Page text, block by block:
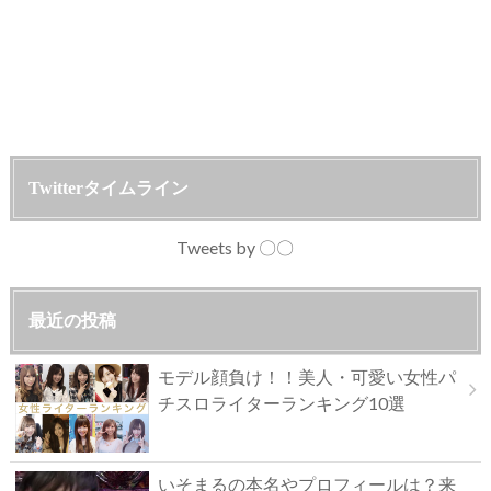
Twitterタイムライン
Tweets by 〇〇
最近の投稿
モデル顔負け！！美人・可愛い女性パ
チスロライターランキング10選
いそまるの本名やプロフィールは？来